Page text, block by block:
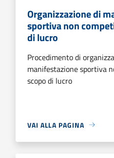
Organizzazione di
sportiva non
di lucro
Procedimento di
manifestazione sportiva
scopo di lucro
VAI ALLA PAGINA